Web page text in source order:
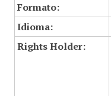
Formato:
Idioma:
Rights Holder: